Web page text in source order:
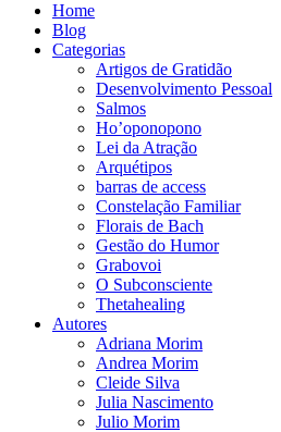
Home
Blog
Categorias
Artigos de Gratidão
Desenvolvimento Pessoal
Salmos
Ho’oponopono
Lei da Atração
Arquétipos
barras de access
Constelação Familiar
Florais de Bach
Gestão do Humor
Grabovoi
O Subconsciente
Thetahealing
Autores
Adriana Morim
Andrea Morim
Cleide Silva
Julia Nascimento
Julio Morim